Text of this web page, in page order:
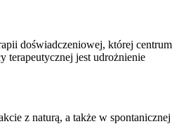
doświadczeniowej, której centrum
terapeutycznej jest udrożnienie
z naturą, a także w spontanicznej